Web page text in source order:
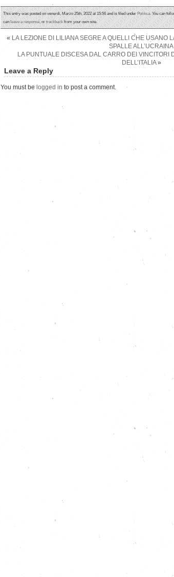
This entry was posted on venerdì, Marzo 25th, 2022 at 15:56 and is filed underPolitica. You can
canleave a response, ortrackbackfrom your own site.
« LA LEZIONE DI LILIANA SEGRE A QUELLI CHE USANO
SPALLE ALL’UCRAINA
LA PUNTUALE DISCESA DAL CARRO DEI VINCITORI
DELL’ITALIA»
Leave a Reply
You must be logged in to post a comment.